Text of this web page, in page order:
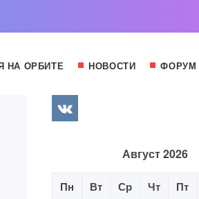
НА ОРБИТЕ НОВОСТИ ФОРУМ
Август 2026
Пн Вт Ср Чт Пт